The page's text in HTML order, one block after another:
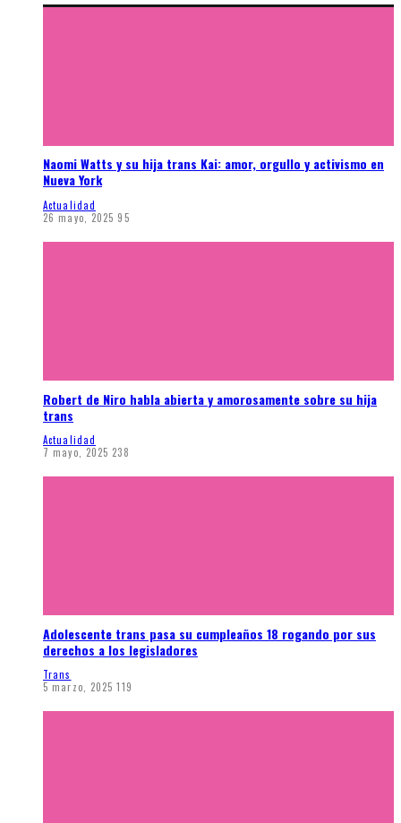
Naomi Watts y su hija trans Kai: amor, orgullo y activismo en
Nueva York
Actualidad
26 mayo, 2025 95
Robert de Niro habla abierta y amorosamente sobre su hija
trans
Actualidad
7 mayo, 2025 238
Adolescente trans pasa su cumpleaños 18 rogando por sus
derechos a los legisladores
Trans
5 marzo, 2025 119